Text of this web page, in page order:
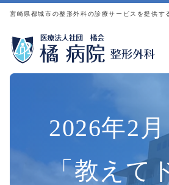
宮崎県都城市の整形外科の診療サービスを提供す
リハビリテーション科
薬剤科
検査科
栄養科
通所リハビリテーショ
その他の手術
2026年2
「教えて